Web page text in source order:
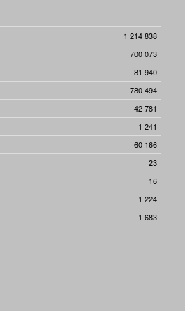
1 214 838
700 073
81 940
780 494
42 781
1 241
60 166
23
16
1 224
1 683